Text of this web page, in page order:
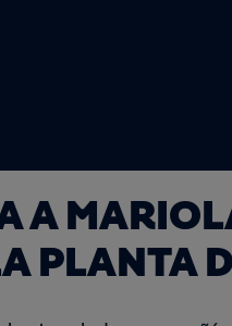
A
PLANTA